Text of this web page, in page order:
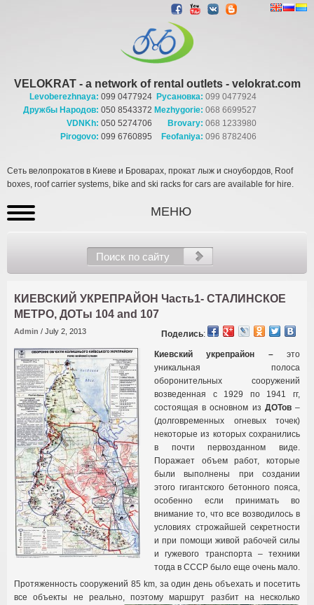
VELOKRAT - a network of rental outlets - velokrat.com
Levoberezhnaya: 099 0477924
Дружбы Народов: 050 8543372
VDNKh: 050 5274706
Pirogovo: 099 6760895
Русановка: 099 0477924
Mezhygorie: 068 6699527
Brovary: 068 1233980
Feofaniya: 096 8782406
Сеть велопрокатов в Киеве и Броварах, прокат лыж и сноубордов, Roof
boxes, roof carrier systems, bike and ski racks for cars are available for hire.
МЕНЮ
КИЕВСКИЙ УКРЕПРАЙОН Часть1- СТАЛИНСКОЕ
МЕТРО, ДОТы 104 and 107
Поделись:
Admin / July 2, 2013
Киевский укрепрайон –
это
уникальная полоса
оборонительных сооружений
возведенная с1929 по 1941 гг,
состоящая в основном из ДОТов –
(долговременных огневых точек)
некоторые из которых сохранились
в почти первозданном виде.
Поражает объем работ, которые
были выполнены при создании
этого гигантского бетонного пояса,
особенно если принимать во
внимание то, что все возводилось в
условиях строжайшей секретности
и при помощи живой рабочей силы
и гужевого транспорта – техники
тогда в СССР было еще очень мало.
Протяженность сооружений 85 km, за один день объехать и посетить
все объекты не реально, поэтому маршрут разбит на несколько